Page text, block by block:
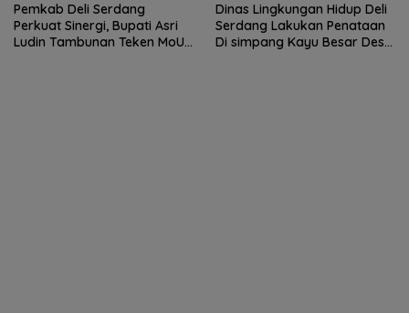
Pemkab Deli Serdang
Perkuat Sinergi, Bupati Asri
Ludin Tambunan Teken MoU
Dinas Lingkungan Hidup Deli
Serdang Lakukan Penataan
Di simpang Kayu Besar Desa